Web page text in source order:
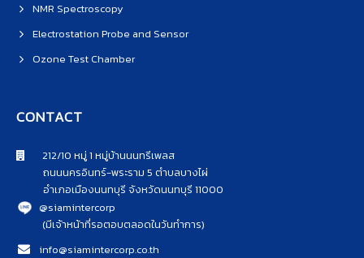
NMR Spectroscopy
Electrostation Probe and Sensor
Ozone Test Chamber
CONTACT
212/10 หมู่ 1 หมู่บ้านนนทรีเพลส
ถนนนครอินทร์-พระราม 5 ตำบลบางไผ่
อำเภอเมืองนนทบุรี จังหวัดนนทบุรี 11000
@siamintercorp
(มีเจ้าหน้าที่รอตอบตลอดในวันทำการ)
info@siamintercorp.co.th